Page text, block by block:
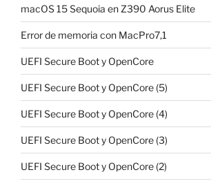
macOS 15 Sequoia en Z390 Aorus Elite
Error de memoria con MacPro7,1
UEFI Secure Boot y OpenCore
UEFI Secure Boot y OpenCore (5)
UEFI Secure Boot y OpenCore (4)
UEFI Secure Boot y OpenCore (3)
UEFI Secure Boot y OpenCore (2)